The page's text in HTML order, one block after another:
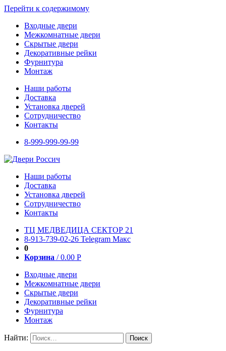
Перейти к содержимому
Входные двери
Межкомнатные двери
Скрытые двери
Декоративные рейки
Фурнитура
Монтаж
Наши работы
Доставка
Установка дверей
Сотрудничество
Контакты
8-999-999-99-99
Наши работы
Доставка
Установка дверей
Сотрудничество
Контакты
ТЦ МЕДВЕДИЦА СЕКТОР 21
8-913-739-02-26 Telegram Макс
0
Корзина /0.00 Р
Входные двери
Межкомнатные двери
Скрытые двери
Декоративные рейки
Фурнитура
Монтаж
Найти: